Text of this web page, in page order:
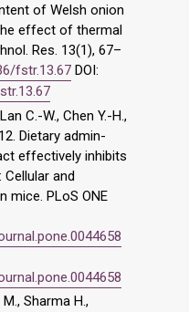
of Welsh onion
effect of thermal
Res. 13(1), 67–
fstr.13.67 DOI:
C.-W., Chen Y.-H.,
Dietary admin-
effectively inhibits
and
mice. PLoS ONE
Sharma H.,